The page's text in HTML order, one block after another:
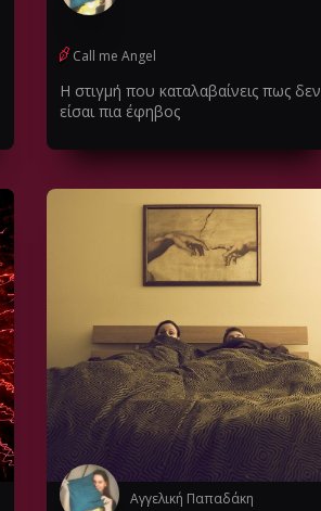
Call me Angel
Η στιγμή που καταλαβαίνεις πως δεν
είσαι πια έφηβος
Αγγελική Παπαδάκη